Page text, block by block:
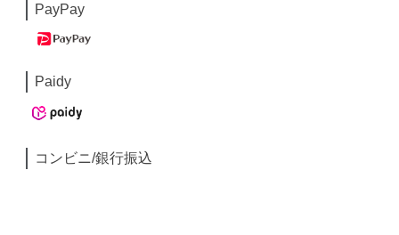
PayPay
Paidy
コンビニ/銀行振込